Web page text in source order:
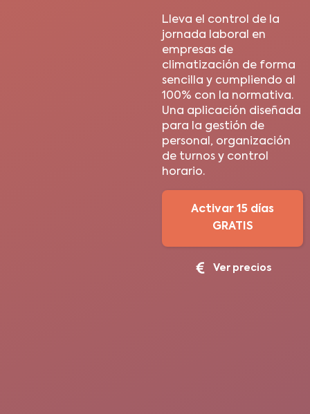
Lleva el control de la
jornada laboral en
empresas de
climatización de forma
sencilla y cumpliendo al
100% con la normativa.
Una aplicación diseñada
para la gestión de
personal, organización
de turnos y control
horario.
Activar 15 días
GRATIS
Ver precios